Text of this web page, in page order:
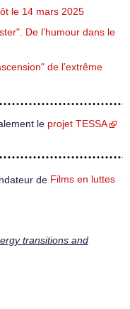
le 14 mars 2025
De l’humour dans le
de l’extrême
le projet TESSA
de Films en luttes
transitions and